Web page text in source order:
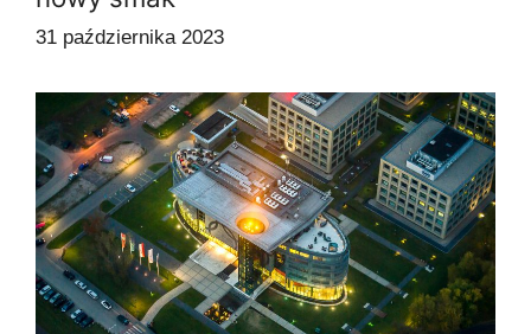
31 października 2023